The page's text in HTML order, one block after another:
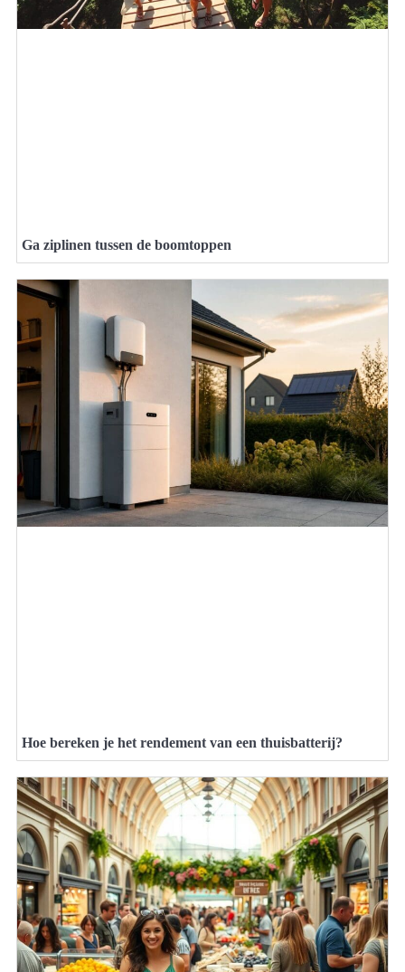
Ga ziplinen tussen de boomtoppen
Hoe bereken je het rendement van een thuisbatterij?